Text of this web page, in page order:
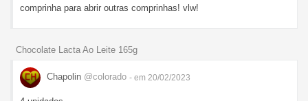
comprinha para abrir outras comprinhas! vlw!
Chocolate Lacta Ao Leite 165g
Chapolin @colorado - em 20/02/2023